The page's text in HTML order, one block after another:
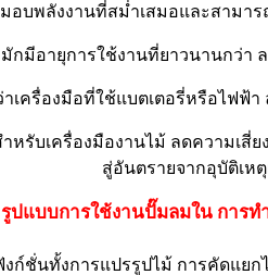
บพลังงานที่สม่ำเสมอและสามา
กมีอายุการใช้งานที่ยาวนานกว่า
เครื่องมือที่ใช้แบตเตอรี่หรือไฟฟ้
รับเครื่องมืองานไม้ ลดความเสี่
สู่อันตรายจากอุบัติเห
รูปแบบการใช้งานปั๊มลมใน การท
ก์ชั่นทั้งการแปรรูปไม้ การคัดแย